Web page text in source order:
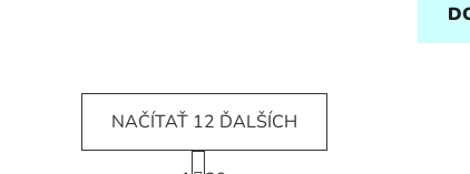
NAČÍTAŤ 12 ĎALŠÍCH
S